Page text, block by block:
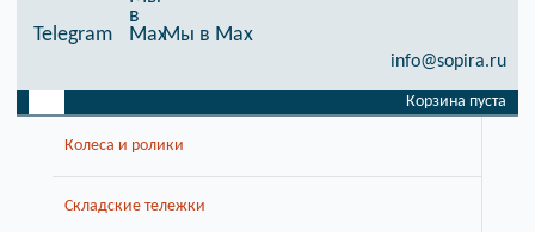
Telegram Мы в Max
info@sopira.ru
Корзина пуста
Колеса и ролики
Складские тележки